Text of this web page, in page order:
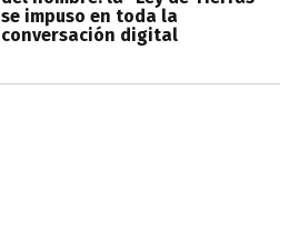
se impuso en toda la
conversación digital